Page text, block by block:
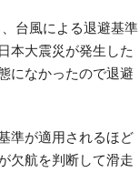
台風による退避基準
本大震災が発生した
になかったので退避
準が適用されるほど
欠航を判断して滑走